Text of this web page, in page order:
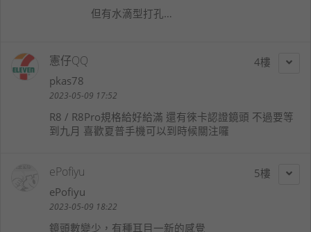
但有水滴型打孔…
4
憲仔QQ
pkas78
2023-05-09 17:52
R8 / R8Pro規格給好給滿 還有徠卡認證鏡頭 不過要等
到九月 喜歡夏普手機可以到時候關注囉
5
ePofiyu
ePofiyu
2023-05-09 18:22
鏡頭數變少，有種耳目一新的感覺